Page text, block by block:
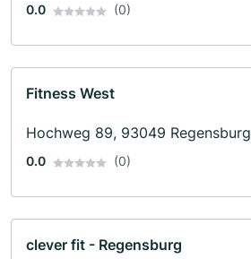
0.0 (0)
Fitness West
Hochweg 89, 93049 Regensburg
0.0 (0)
clever fit - Regensburg